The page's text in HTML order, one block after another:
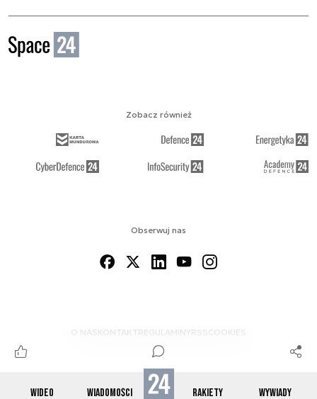
WIDEO WIADOMOŚCI RAKIETY WYWIADY
Obserwuj nas
O NAS KONTAKTREGULAMINYRSS COOKIES
Zobacz również
© 2012-2026 SPACE24